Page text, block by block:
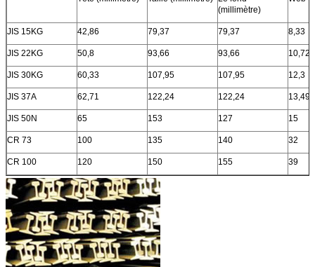
(millimètre)
JIS 15KG 42,86 79,37 79,37 8,33
JIS 22KG 50,8 93,66 93,66 10,72
JIS 30KG 60,33 107,95 107,95 12,3
JIS 37A 62,71 122,24 122,24 13,49
JIS 50N 65 153 127 15
CR 73 100 135 140 32
CR 100 120 150 155 39